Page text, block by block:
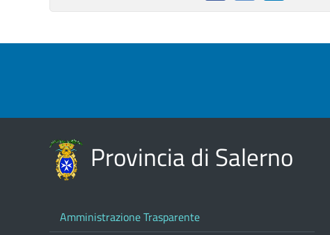
Provincia di Salerno
Amministrazione Trasparente